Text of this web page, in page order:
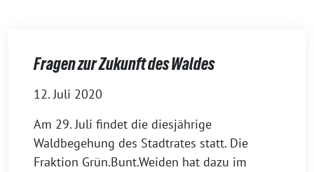
Fragen zur Zukunft des Waldes
12. Juli 2020
Am 29. Juli findet die diesjährige
Waldbegehung des Stadtrates statt. Die
Fraktion Grün.Bunt.Weiden hat dazu im